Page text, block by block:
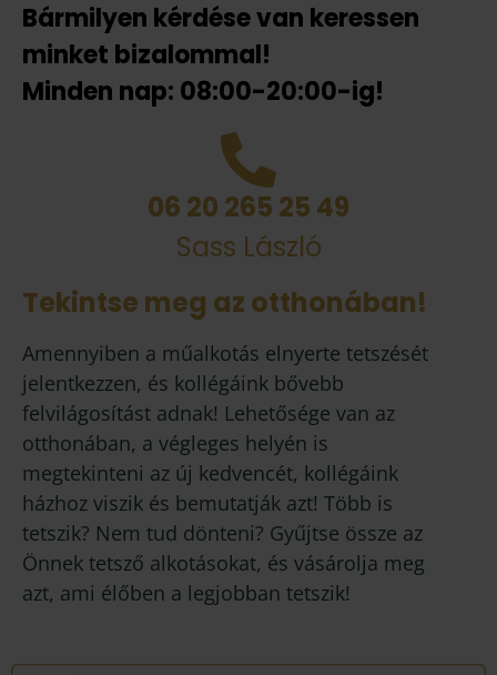
Bármilyen kérdése van keressen
minket bizalommal!
Minden nap: 08:00-20:00-ig!
06 20 265 25 49
Sass László
Tekintse meg az otthonában!
Amennyiben a műalkotás elnyerte tetszését
jelentkezzen, és kollégáink bővebb
felvilágosítást adnak! Lehetősége van az
otthonában, a végleges helyén is
megtekinteni az új kedvencét, kollégáink
házhoz viszik és bemutatják azt! Több is
tetszik? Nem tud dönteni? Gyűjtse össze az
Önnek tetsző alkotásokat, és vásárolja meg
azt, ami élőben a legjobban tetszik!